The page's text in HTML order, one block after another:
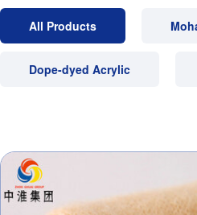
All Products
Dope-dyed Acrylic